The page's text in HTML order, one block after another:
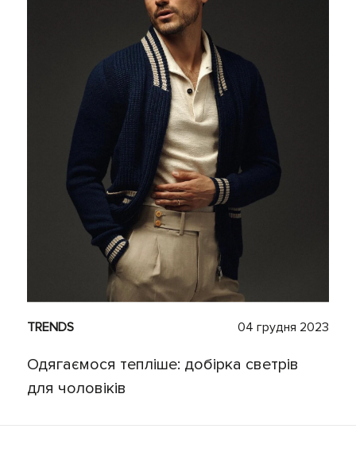
TRENDS 04 грудня 2023
Одягаємося тепліше: добірка светрів
для чоловіків